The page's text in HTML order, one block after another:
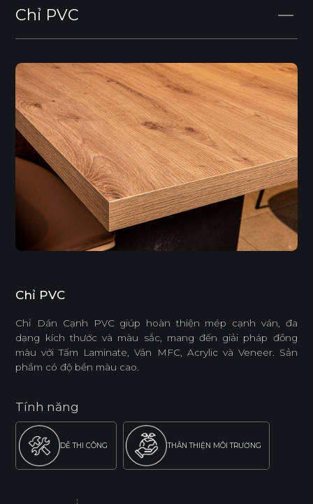
Chỉ PVC
Chỉ PVC
Chỉ Dán Cạnh PVC giúp hoàn thiện mép cạnh ván, đa
dạng kích thước và màu sắc, mang đến giải pháp đồng
màu với Tấm Laminate, Ván MFC, Acrylic và Veneer. Sản
phẩm có độ bền màu cao.
Tính năng
DỄ THI CÔNG THÂN THIỆN MÔI TRƯỜNG